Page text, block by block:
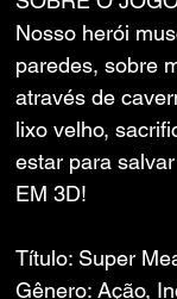
Nosso herói
paredes, sobre
através de
lixo velho,
estar para
EM 3D!
Título: Super
Gênero: Ação,